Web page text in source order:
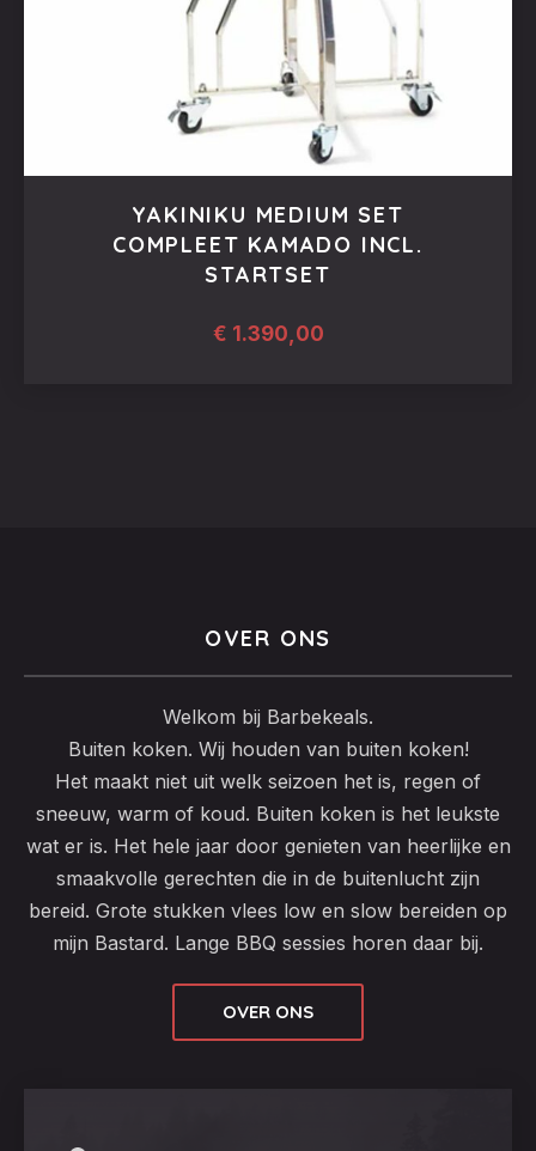
YAKINIKU MEDIUM SET
COMPLEET KAMADO INCL.
STARTSET
€ 1.390,00
OVER ONS
Welkom bij Barbekeals.
Buiten koken. Wij houden van buiten koken!
Het maakt niet uit welk seizoen het is, regen of
sneeuw, warm of koud. Buiten koken is het leukste
wat er is. Het hele jaar door genieten van heerlijke en
smaakvolle gerechten die in de buitenlucht zijn
bereid. Grote stukken vlees low en slow bereiden op
mijn Bastard. Lange BBQ sessies horen daar bij.
OVER ONS